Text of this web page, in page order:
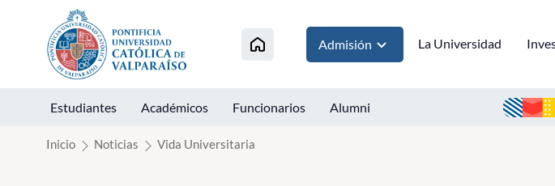
Click acá para ir directamente al contenido
Admisión La Universidad
Estudiantes Académicos Funcionarios Alumni
Inicio Noticias Vida Universitaria